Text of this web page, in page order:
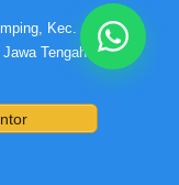
Kec.
Tengah